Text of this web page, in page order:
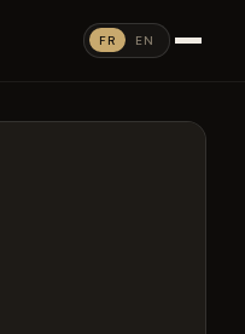
FR EN